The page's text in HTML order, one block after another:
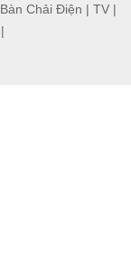
Bàn Chải Điện | TV|
|